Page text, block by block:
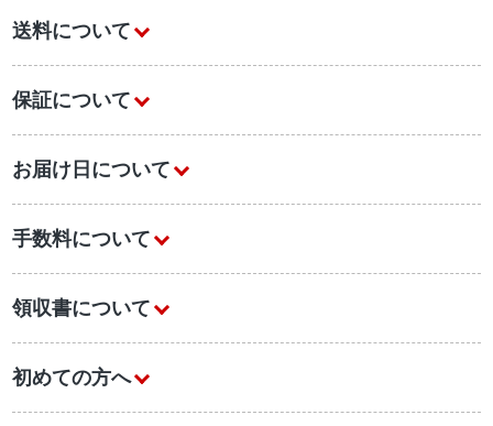
送料について
保証について
お届け日について
手数料について
領収書について
初めての方へ